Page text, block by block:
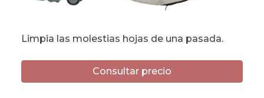
Limpia las molestias hojas de una pasada.
Consultar precio